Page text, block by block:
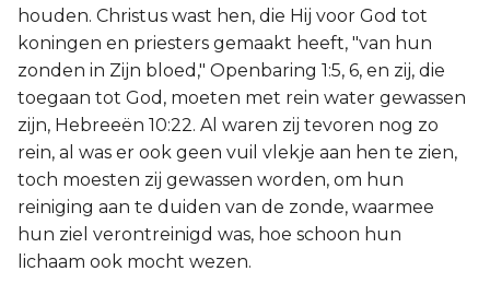
houden. Christus wast hen, die Hij voor God tot
koningen en priesters gemaakt heeft, "van hun
zonden in Zijn bloed," Openbaring 1:5, 6, en zij, die
toegaan tot God, moeten met rein water gewassen
zijn, Hebreeën 10:22. Al waren zij tevoren nog zo
rein, al was er ook geen vuil vlekje aan hen te zien,
toch moesten zij gewassen worden, om hun
reiniging aan te duiden van de zonde, waarmee
hun ziel verontreinigd was, hoe schoon hun
lichaam ook mocht wezen.